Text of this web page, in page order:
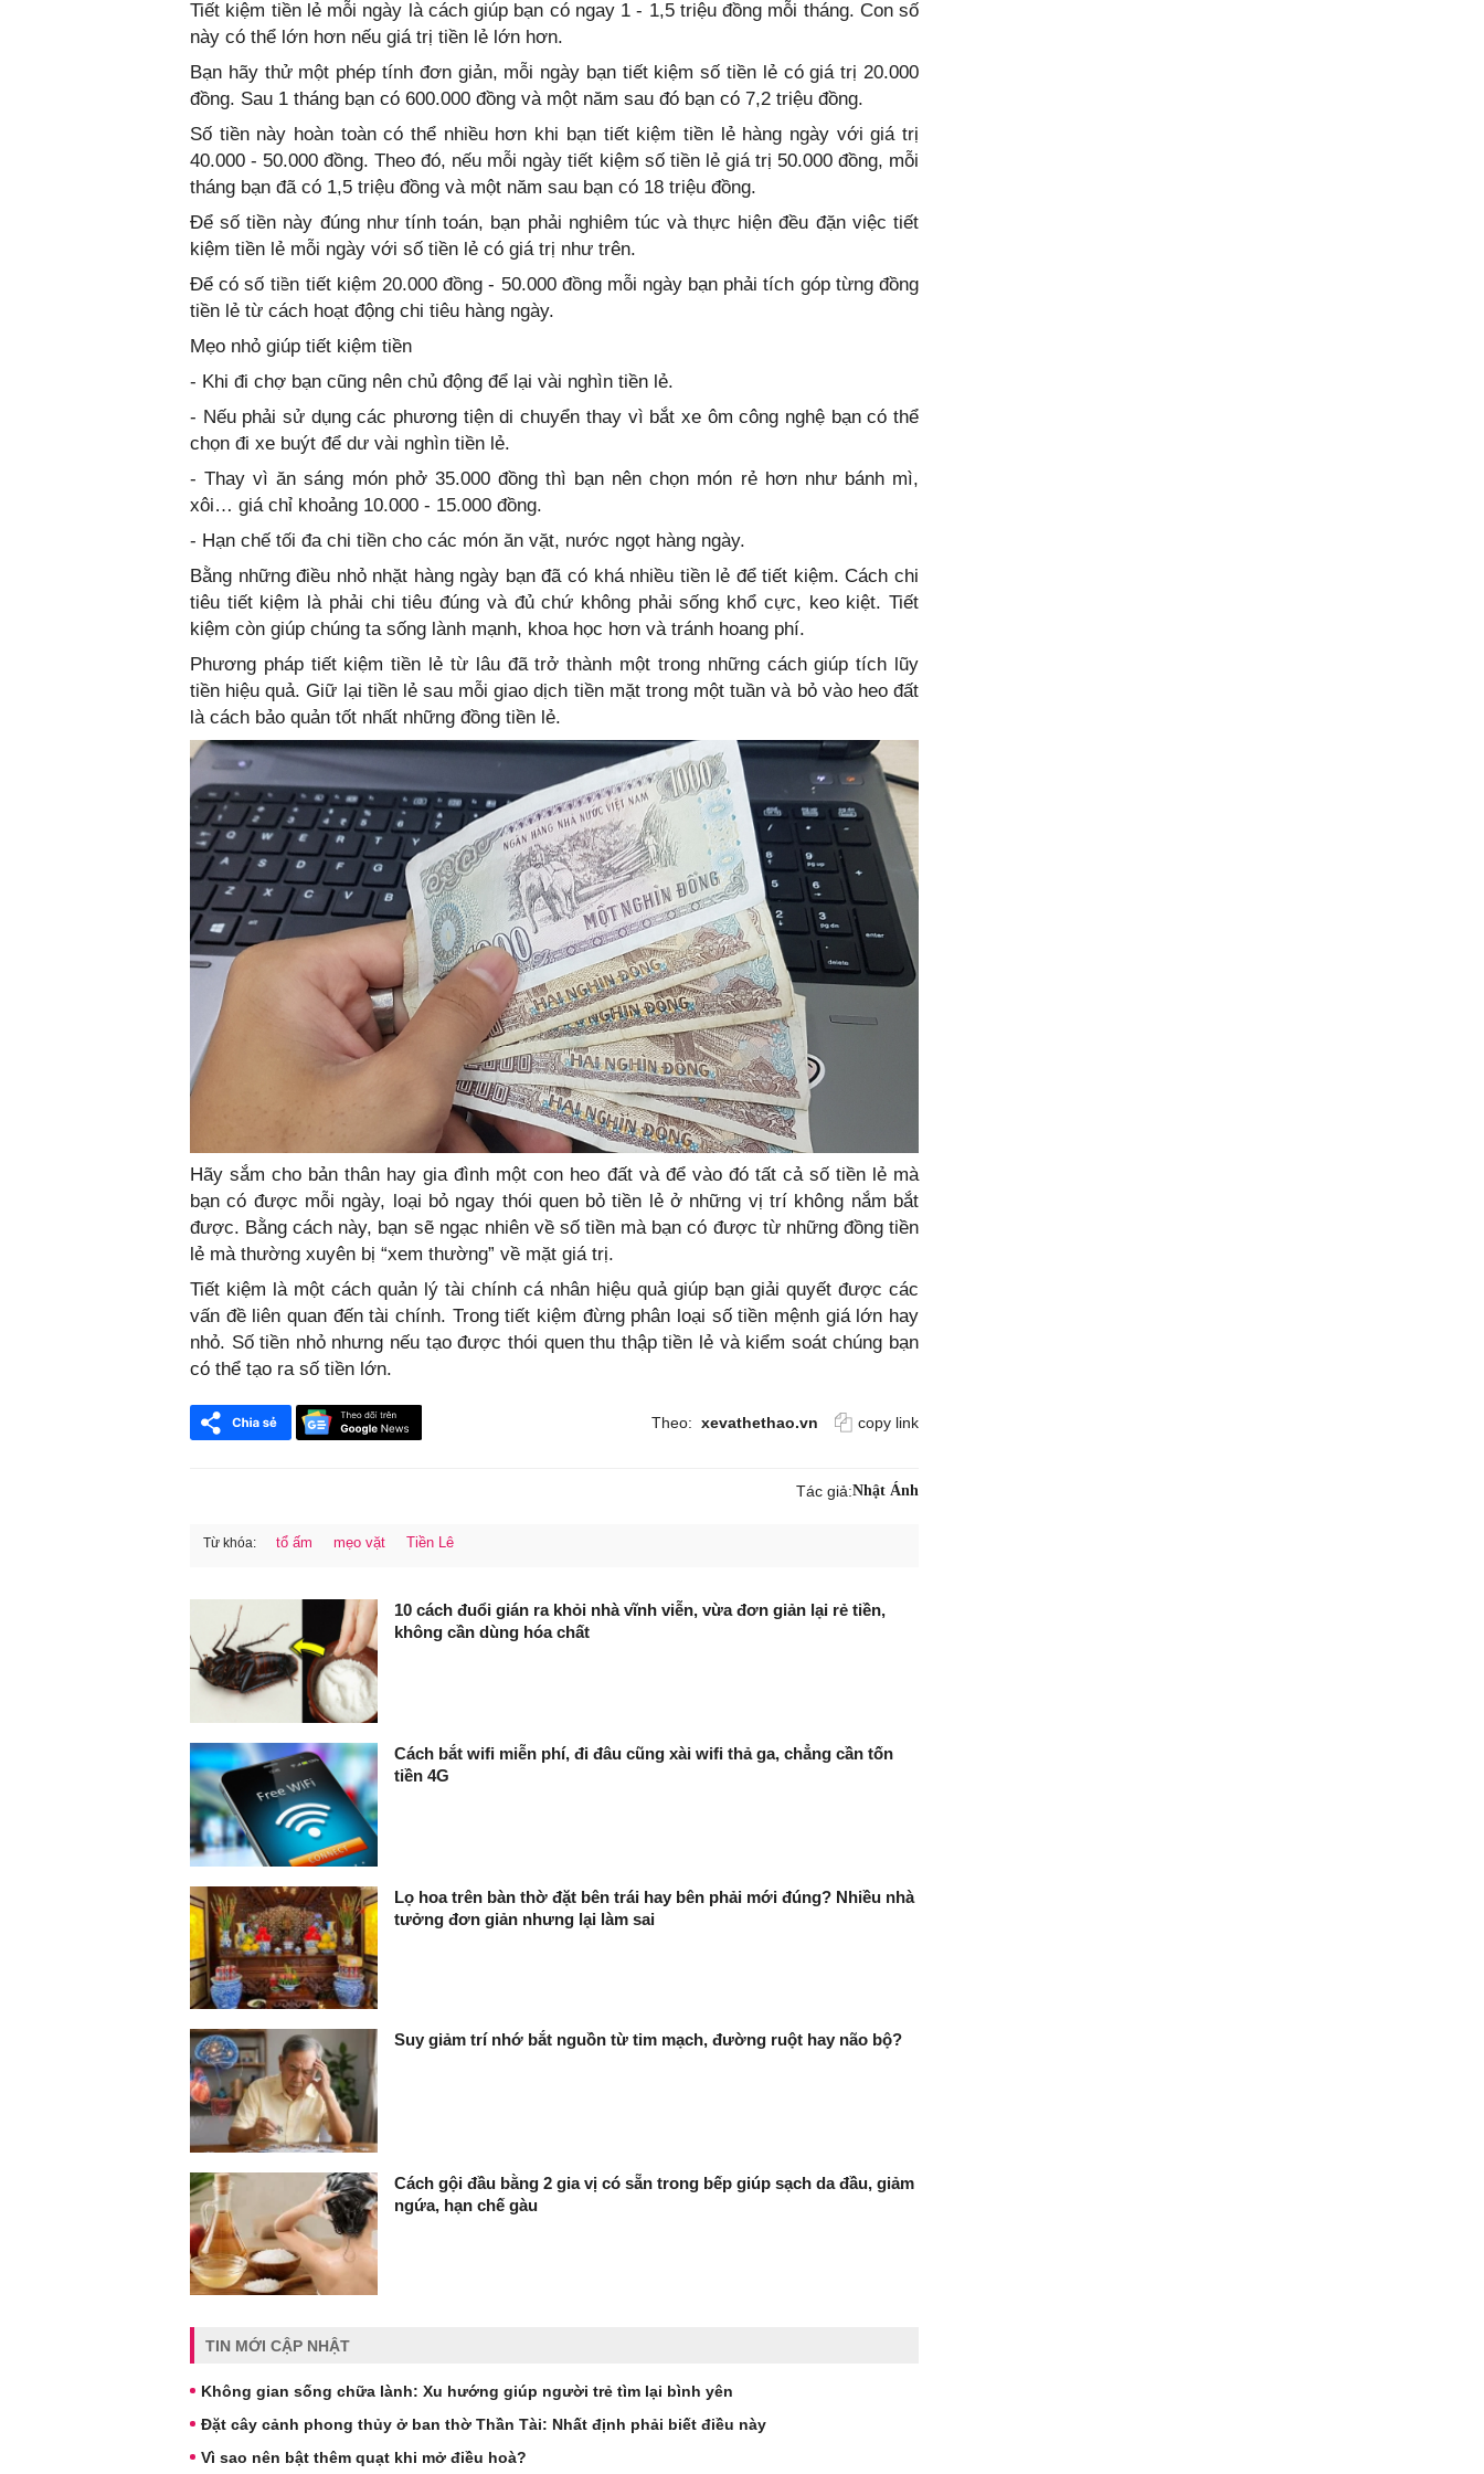
Tiết kiệm tiền lẻ mỗi ngày là cách giúp bạn có ngay 1 - 1,5 triệu đồng mỗi tháng. Con số
này có thể lớn hơn nếu giá trị tiền lẻ lớn hơn.
Bạn hãy thử một phép tính đơn giản, mỗi ngày bạn tiết kiệm số tiền lẻ có giá trị 20.000
đồng. Sau 1 tháng bạn có 600.000 đồng và một năm sau đó bạn có 7,2 triệu đồng.
Số tiền này hoàn toàn có thể nhiều hơn khi bạn tiết kiệm tiền lẻ hàng ngày với giá trị
40.000 - 50.000 đồng. Theo đó, nếu mỗi ngày tiết kiệm số tiền lẻ giá trị 50.000 đồng, mỗi
tháng bạn đã có 1,5 triệu đồng và một năm sau bạn có 18 triệu đồng.
Để số tiền này đúng như tính toán, bạn phải nghiêm túc và thực hiện đều đặn việc tiết
kiệm tiền lẻ mỗi ngày với số tiền lẻ có giá trị như trên.
Để có số tiền tiết kiệm 20.000 đồng - 50.000 đồng mỗi ngày bạn phải tích góp từng đồng
tiền lẻ từ cách hoạt động chi tiêu hàng ngày.
Mẹo nhỏ giúp tiết kiệm tiền
- Khi đi chợ bạn cũng nên chủ động để lại vài nghìn tiền lẻ.
- Nếu phải sử dụng các phương tiện di chuyển thay vì bắt xe ôm công nghệ bạn có thể
chọn đi xe buýt để dư vài nghìn tiền lẻ.
- Thay vì ăn sáng món phở 35.000 đồng thì bạn nên chọn món rẻ hơn như bánh mì,
xôi… giá chỉ khoảng 10.000 - 15.000 đồng.
- Hạn chế tối đa chi tiền cho các món ăn vặt, nước ngọt hàng ngày.
Bằng những điều nhỏ nhặt hàng ngày bạn đã có khá nhiều tiền lẻ để tiết kiệm. Cách chi
tiêu tiết kiệm là phải chi tiêu đúng và đủ chứ không phải sống khổ cực, keo kiệt. Tiết
kiệm còn giúp chúng ta sống lành mạnh, khoa học hơn và tránh hoang phí.
Phương pháp tiết kiệm tiền lẻ từ lâu đã trở thành một trong những cách giúp tích lũy
tiền hiệu quả. Giữ lại tiền lẻ sau mỗi giao dịch tiền mặt trong một tuần và bỏ vào heo đất
là cách bảo quản tốt nhất những đồng tiền lẻ.
Hãy sắm cho bản thân hay gia đình một con heo đất và để vào đó tất cả số tiền lẻ mà
bạn có được mỗi ngày, loại bỏ ngay thói quen bỏ tiền lẻ ở những vị trí không nắm bắt
được. Bằng cách này, bạn sẽ ngạc nhiên về số tiền mà bạn có được từ những đồng tiền
lẻ mà thường xuyên bị “xem thường” về mặt giá trị.
Tiết kiệm là một cách quản lý tài chính cá nhân hiệu quả giúp bạn giải quyết được các
vấn đề liên quan đến tài chính. Trong tiết kiệm đừng phân loại số tiền mệnh giá lớn hay
nhỏ. Số tiền nhỏ nhưng nếu tạo được thói quen thu thập tiền lẻ và kiểm soát chúng bạn
có thể tạo ra số tiền lớn.
Theo: xevathethao.vn copy link
Tác giả:Nhật Ánh
Từ khóa: tổ ấm mẹo vặt Tiền Lê
10 cách đuổi gián ra khỏi nhà vĩnh viễn, vừa đơn giản lại rẻ tiền,
không cần dùng hóa chất
Cách bắt wifi miễn phí, đi đâu cũng xài wifi thả ga, chẳng cần tốn
tiền 4G
Lọ hoa trên bàn thờ đặt bên trái hay bên phải mới đúng? Nhiều nhà
tưởng đơn giản nhưng lại làm sai
Suy giảm trí nhớ bắt nguồn từ tim mạch, đường ruột hay não bộ?
Cách gội đầu bằng 2 gia vị có sẵn trong bếp giúp sạch da đầu, giảm
ngứa, hạn chế gàu
TIN MỚI CẬP NHẬT
Không gian sống chữa lành: Xu hướng giúp người trẻ tìm lại bình yên
Đặt cây cảnh phong thủy ở ban thờ Thần Tài: Nhất định phải biết điều này
Vì sao nên bật thêm quạt khi mở điều hoà?